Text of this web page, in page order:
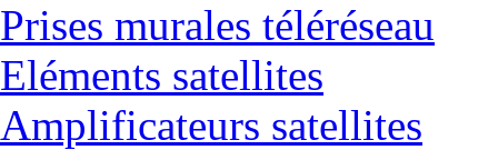
Prises murales téléréseau
Eléments satellites
Amplificateurs satellites